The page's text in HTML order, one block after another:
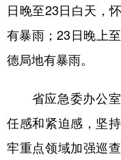
山东 河
陕西 甘
新疆 内
日晚至23日白天，
有暴雨；23日晚上
德局地有暴雨。
省应急委办公室
任感和紧迫感，坚
牢重点领域加强巡